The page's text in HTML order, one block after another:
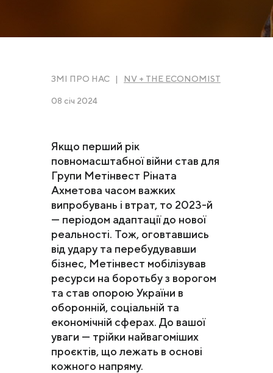
ЗМІ ПРО НАС | NV + THE ECONOMIST
08 січ 2024
Якщо перший рік
повномасштабної війни став для
Групи Метінвест Ріната
Ахметова часом важких
випробувань і втрат, то 2023-й
— періодом адаптації до нової
реальності. Тож, оговтавшись
від удару та перебудувавши
бізнес, Метінвест мобілізував
ресурси на боротьбу з ворогом
та став опорою України в
оборонній, соціальній та
економічній сферах. До вашої
уваги — трійки найвагоміших
проєктів, що лежать в основі
кожного напряму.